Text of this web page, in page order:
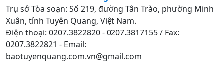
Trụ sở Tòa soạn: Số 219, đường Tân Trào, phường Minh
Xuân, tỉnh Tuyên Quang, Việt Nam.
Điện thoại: 0207.3822820 - 0207.3817155 / Fax:
0207.3822821 - Email:
baotuyenquang.com.vn@gmail.com